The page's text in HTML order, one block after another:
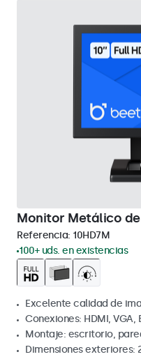
Monitor Metálico de
Referencia: 10HD7M
100+ uds. en existencias
Excelente calidad de
Conexiones: HDMI, VGA,
Montaje: escritorio,
Dimensiones exteriores: